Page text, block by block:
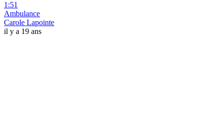
1:51
Ambulance
Carole Lapointe
il y a 19 ans